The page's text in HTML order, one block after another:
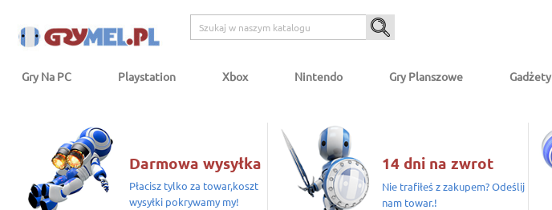
Gry Na PC Playstation Xbox Nintendo Gry Planszowe Gadżety
Darmowa wysyłka
Płacisz tylko za towar,koszt
wysyłki pokrywamy my!
14 dni na zwrot
Nie trafiłeś z zakupem? Odeślij
nam towar.!